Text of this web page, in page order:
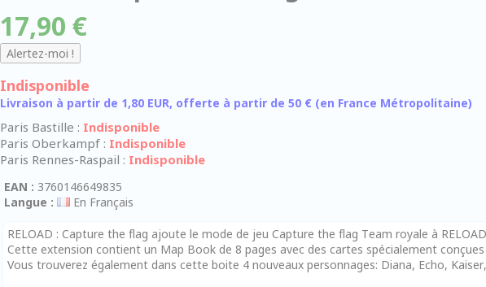
17,90 €
Indisponible
Livraison à partir de 1,80 EUR, offerte à partir de 50 € (en France Métropolitaine)
Paris Bastille : Indisponible
Paris Oberkampf : Indisponible
Paris Rennes-Raspail : Indisponible
EAN : 3760146649835
Langue :
En Français
RELOAD : Capture the flag ajoute le mode de jeu Capture the flag Team royale à
Cette extension contient un Map Book de 8 pages avec des cartes spécialement
Vous trouverez également dans cette boite 4 nouveaux personnages: Diana, Echo,